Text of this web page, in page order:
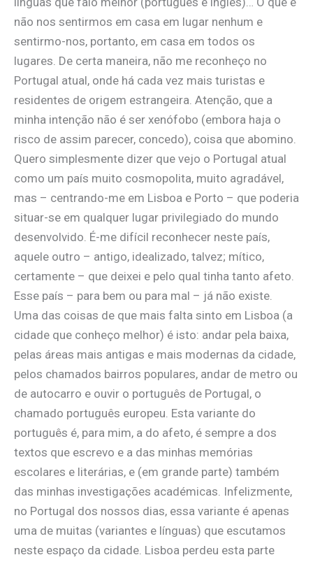
não nos sentirmos em casa em lugar nenhum e
sentirmo-nos, portanto, em casa em todos os
lugares. De certa maneira, não me reconheço no
Portugal atual, onde há cada vez mais turistas e
residentes de origem estrangeira. Atenção, que a
minha intenção não é ser xenófobo (embora haja o
risco de assim parecer, concedo), coisa que abomino.
Quero simplesmente dizer que vejo o Portugal atual
como um país muito cosmopolita, muito agradável,
mas – centrando-me em Lisboa e Porto – que poderia
situar-se em qualquer lugar privilegiado do mundo
desenvolvido. É-me difícil reconhecer neste país,
aquele outro – antigo, idealizado, talvez; mítico,
certamente – que deixei e pelo qual tinha tanto afeto.
Esse país – para bem ou para mal – já não existe.
Uma das coisas de que mais falta sinto em Lisboa (a
cidade que conheço melhor) é isto: andar pela baixa,
pelas áreas mais antigas e mais modernas da cidade,
pelos chamados bairros populares, andar de metro ou
de autocarro e ouvir o português de Portugal, o
chamado português europeu. Esta variante do
português é, para mim, a do afeto, é sempre a dos
textos que escrevo e a das minhas memórias
escolares e literárias, e (em grande parte) também
das minhas investigações académicas. Infelizmente,
no Portugal dos nossos dias, essa variante é apenas
uma de muitas (variantes e línguas) que escutamos
neste espaço da cidade. Lisboa perdeu esta parte